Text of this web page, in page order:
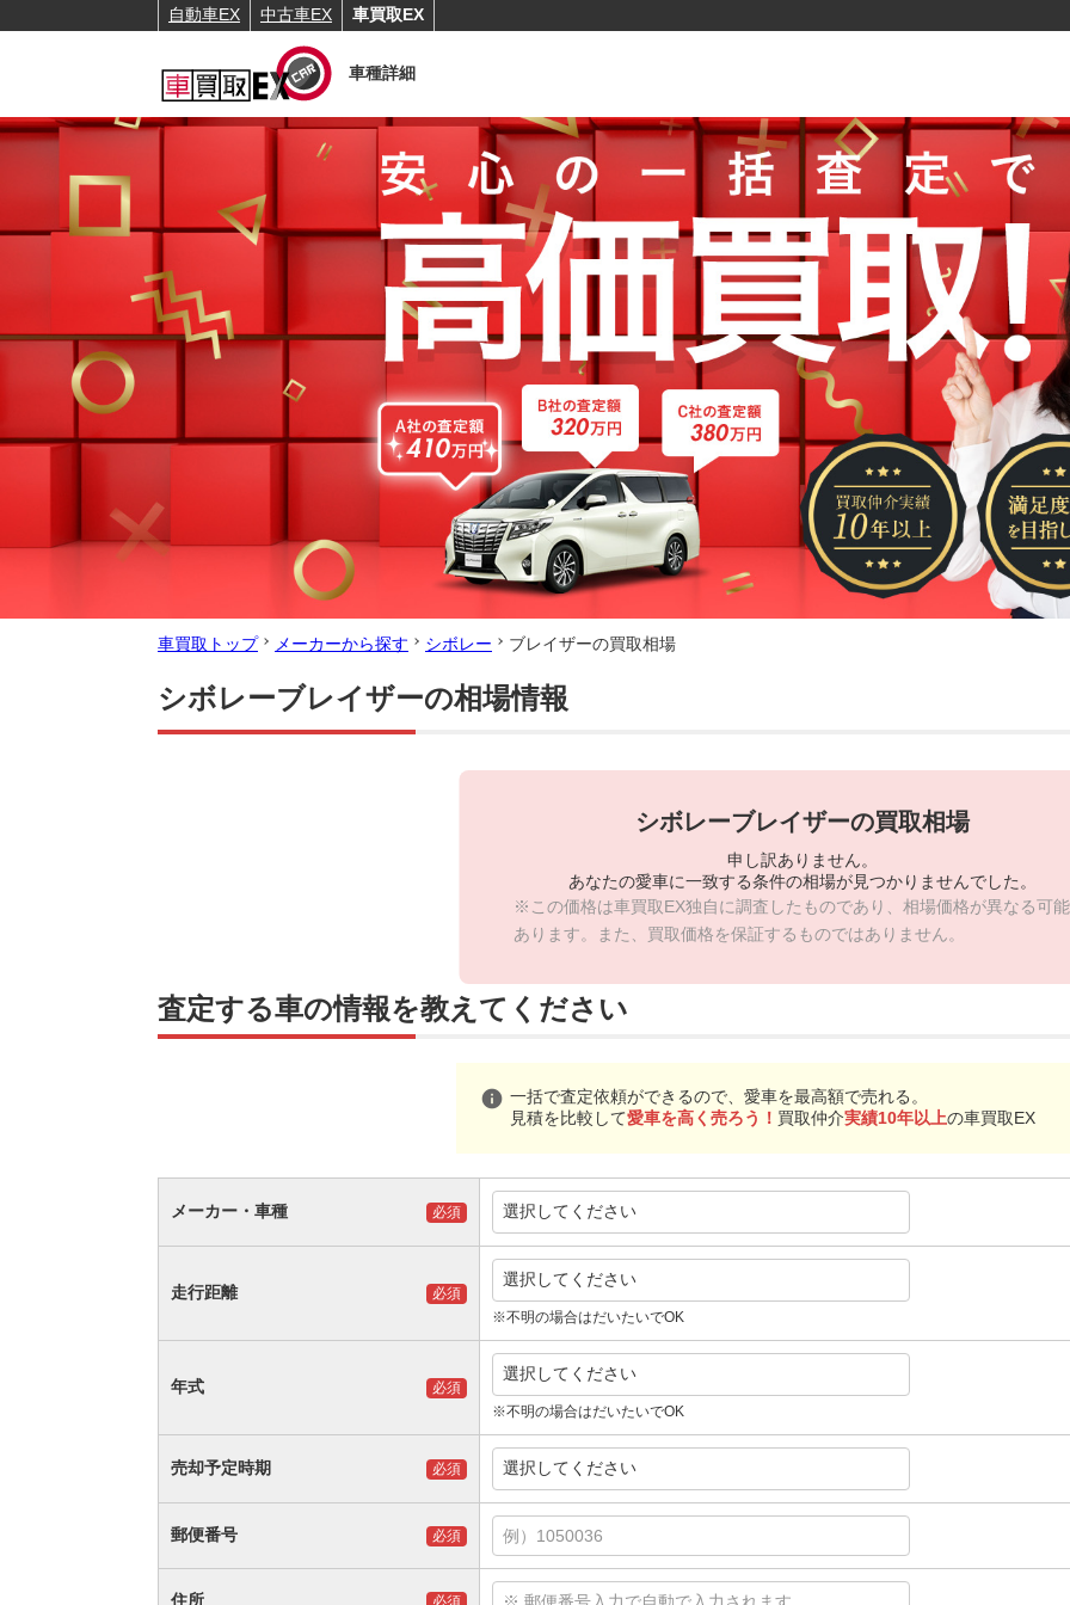
自動車EX 中古車EX 車買取EX
車種詳細
車買取トップ メーカーから探す シボレー ブレイザーの買取相場
シボレーブレイザーの相場情報
シボレーブレイザーの買取相場
申し訳ありません。
あなたの愛車に一致する条件の相場が見つかりませんでした。
※この価格は車買取EX独自に調査したものであり、相場価格が異なる可
あります。また、買取価格を保証するものではありません。
査定する車の情報を教えてください
info 一括で査定依頼ができるので、愛車を最高額で売れる。
見積を比較して愛車を高く売ろう！ 買取仲介実績10年以上の車買取EX
メーカー・車種 必須 選択してください
走行距離 必須
選択してください
※不明の場合はだいたいでOK
年式 必須
選択してください
※不明の場合はだいたいでOK
売却予定時期 必須 選択してください
郵便番号 必須
住所 必須